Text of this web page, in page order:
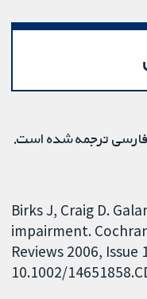
فارسی ترجمه شده است.
Birks J, Craig D.
impairment.
Reviews 2006, Issue
10.1002/